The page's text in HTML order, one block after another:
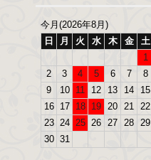
今月(2026年8月)
日
月 火 水 木 金
土
1
2
3 4 5 6 7
8
9
10 11 12 13 14
15
16
17 18 19 20 21
22
23 24 25 26 27 28
29
30 31